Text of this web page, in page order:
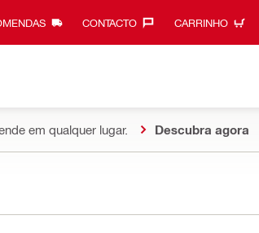
CONTACTO‎ CARRINHO
em qualquer lugar. Descubra agora